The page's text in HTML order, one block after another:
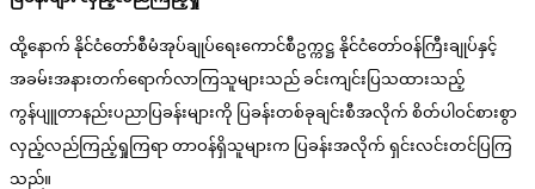
ထို့နောက် နိုင်ငံတော်စီမံအုပ်ချုပ်ရေးကောင်စီဥက္ကဋ္ဌ နိုင်ငံတော်ဝန်ကြီးချုပ်နှင့်
အခမ်းအနားတက်ရောက်လာကြသူများသည် ခင်းကျင်းပြသထားသည့်
ကွန်ပျူတာနည်းပညာပြခန်းများကို ပြခန်းတစ်ခုချင်းစီအလိုက် စိတ်ပါဝင်စားစွာ
လှည့်လည်ကြည့်ရှုကြရာ တာဝန်ရှိသူများက ပြခန်းအလိုက် ရှင်းလင်းတင်ပြကြ
သည်။